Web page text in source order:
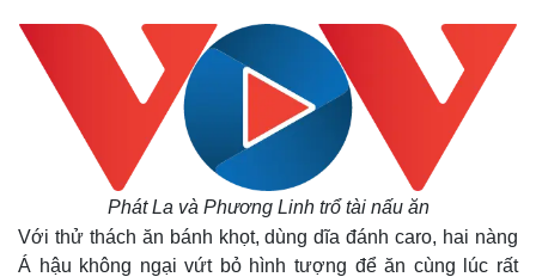
Phát La và Phương Linh trổ tài nấu ăn
Với thử thách ăn bánh khọt, dùng dĩa đánh caro, hai nàng
Á hậu không ngại vứt bỏ hình tượng để ăn cùng lúc rất